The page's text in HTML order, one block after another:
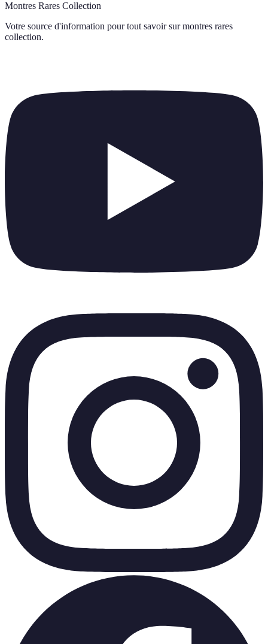
Montres Rares Collection
Votre source d'information pour tout savoir sur montres rares
collection.